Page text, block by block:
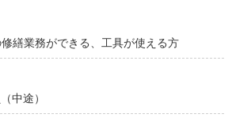
繕業務ができる、工具が使える方
中途）